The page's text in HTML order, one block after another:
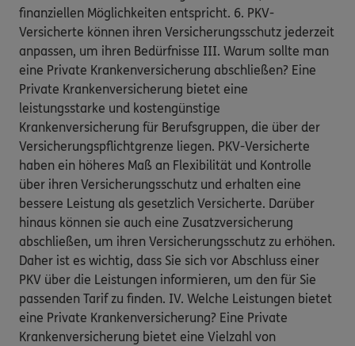
finanziellen Möglichkeiten entspricht. 6. PKV-
Versicherte können ihren Versicherungsschutz jederzeit
anpassen, um ihren Bedürfnisse III. Warum sollte man
eine Private Krankenversicherung abschließen? Eine
Private Krankenversicherung bietet eine
leistungsstarke und kostengünstige
Krankenversicherung für Berufsgruppen, die über der
Versicherungspflichtgrenze liegen. PKV-Versicherte
haben ein höheres Maß an Flexibilität und Kontrolle
über ihren Versicherungsschutz und erhalten eine
bessere Leistung als gesetzlich Versicherte. Darüber
hinaus können sie auch eine Zusatzversicherung
abschließen, um ihren Versicherungsschutz zu erhöhen.
Daher ist es wichtig, dass Sie sich vor Abschluss einer
PKV über die Leistungen informieren, um den für Sie
passenden Tarif zu finden. IV. Welche Leistungen bietet
eine Private Krankenversicherung? Eine Private
Krankenversicherung bietet eine Vielzahl von